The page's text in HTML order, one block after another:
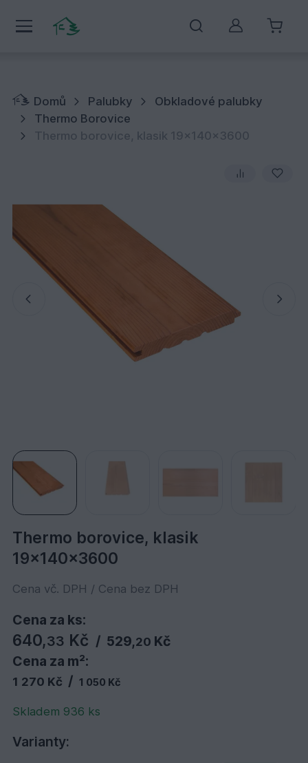
Můj účet
Domů Palubky
Obkladové palubky
Thermo Borovice
Thermo borovice, klasik 19x140x3600
Thermo borovice, klasik
19x140x3600
Cena vč. DPH / Cena bez DPH
Cena za ks:
640,33 Kč / 529,20 Kč
Cena za m²:
1 270 Kč / 1 050 Kč
Skladem 936 ks
Varianty: